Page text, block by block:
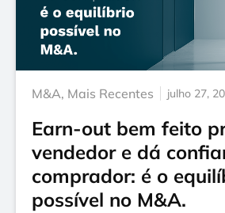
M&A, Mais Recentes julho 27,
Earn-out bem feito
vendedor e dá
comprador: é o
possível no M&A.